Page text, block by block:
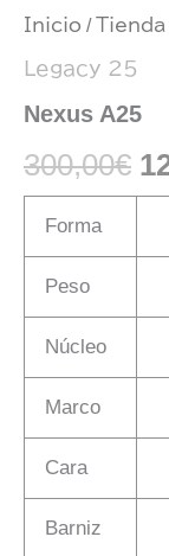
Inicio /
Legacy 25
Nexus A25
300,00€
Forma
Peso
Núcleo
Marco
Cara
Barniz